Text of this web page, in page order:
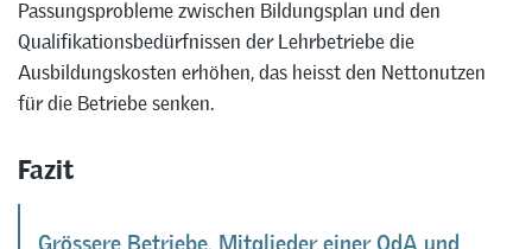
Passungsprobleme zwischen Bildungsplan und den
Qualifikationsbedürfnissen der Lehrbetriebe die
Ausbildungskosten erhöhen, das heisst den Nettonutzen
für die Betriebe senken.
Fazit
Grössere Betriebe, Mitglieder einer OdA und